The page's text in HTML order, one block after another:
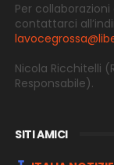
Per
contattarci
Nicola Ricchitelli
Responsabile).
SITI AMICI